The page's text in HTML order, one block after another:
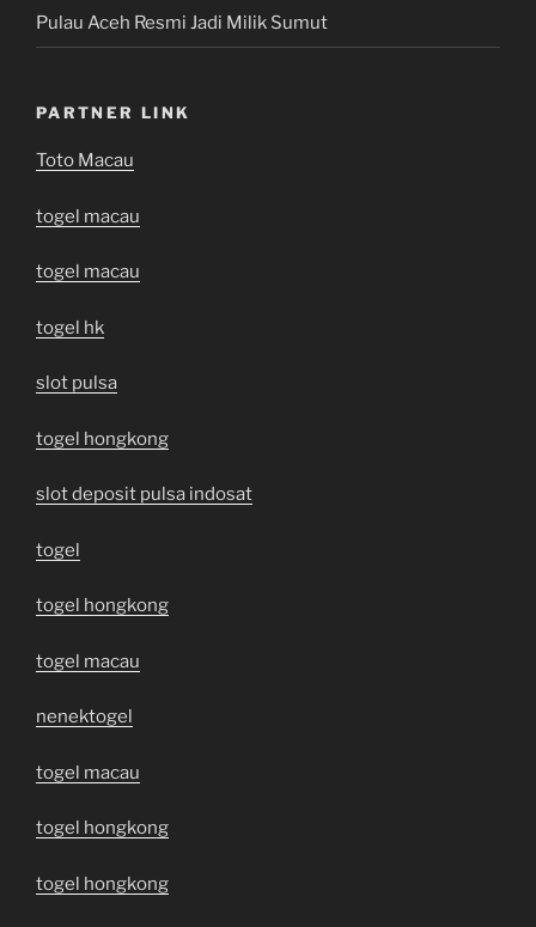
Pulau Aceh Resmi Jadi Milik Sumut
PARTNER LINK
Toto Macau
togel macau
togel macau
togel hk
slot pulsa
togel hongkong
slot deposit pulsa indosat
togel
togel hongkong
togel macau
nenektogel
togel macau
togel hongkong
togel hongkong